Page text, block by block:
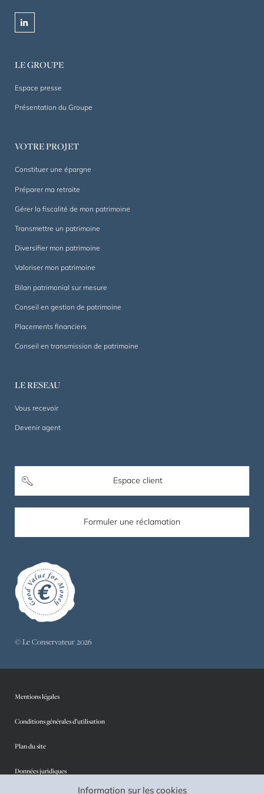
Information sur les cookies
linkedin
LE GROUPE
Espace presse
Présentation du Groupe
VOTRE PROJET
Constituer une épargne
Préparer ma retraite
Gérer la fiscalité de mon patrimoine
Transmettre un patrimoine
Diversifier mon patrimoine
Valoriser mon patrimoine
Bilan patrimonial sur mesure
Conseil en gestion de patrimoine
Placements financiers
Conseil en transmission de patrimoine
LE RESEAU
Vous recevoir
Devenir agent
Espace client
Formuler une réclamation
© Le Conservateur 2026
Mentions légales
Conditions générales d’utilisation
Plan du site
Données juridiques